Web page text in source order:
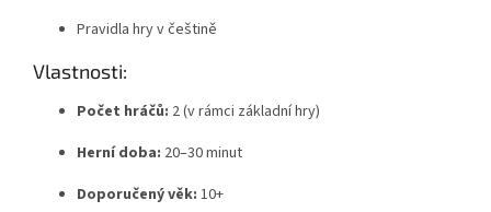
Pravidla hry v češtině
Vlastnosti:
Počet hráčů: 2 (v rámci základní hry)
Herní doba: 20–30 minut
Doporučený věk: 10+